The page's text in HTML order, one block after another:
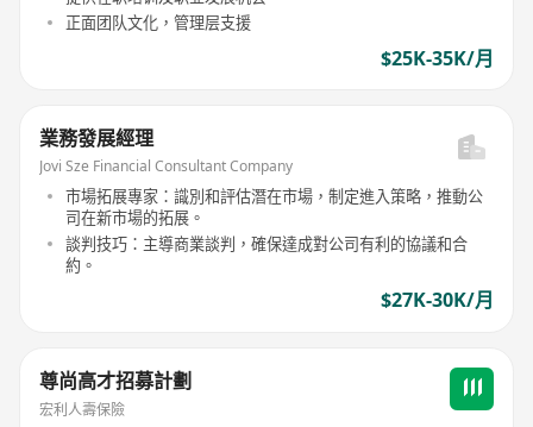
正面团队文化，管理层支援
$25K-35K/月
業務發展經理
Jovi Sze Financial Consultant Company
市場拓展專家：識別和評估潛在市場，制定進入策略，推動公
司在新市場的拓展。
談判技巧：主導商業談判，確保達成對公司有利的協議和合
約。
$27K-30K/月
尊尚高才招募計劃
宏利人壽保險